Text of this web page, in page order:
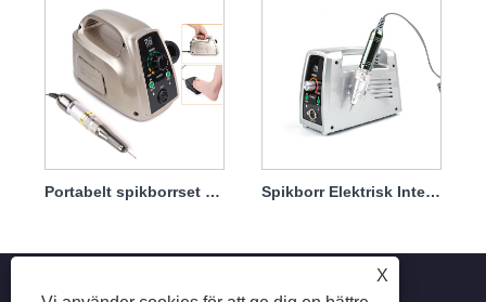
Portabelt spikborrset elektriskt med kraftfull motor 65w 35000rpm Spikborr Elektrisk Inte lätt att skada Handstycke 65w 35000rpm
X